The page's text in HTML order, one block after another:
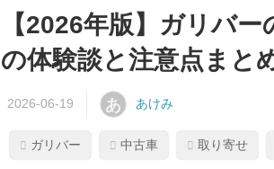
【2026年版】ガリバ
の体験談と注意点まと
あ あけみ
ガリバー 中古車 取り寄せ